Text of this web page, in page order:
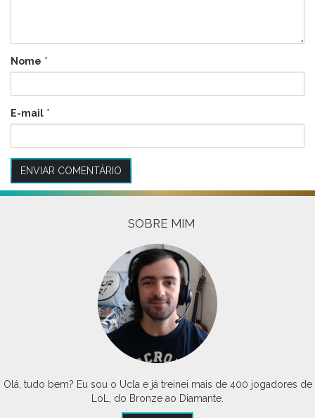
Nome *
E-mail *
SOBRE MIM
Olá, tudo bem? Eu sou o Ucla e já treinei mais de 400 jogadores de
LoL, do Bronze ao Diamante.